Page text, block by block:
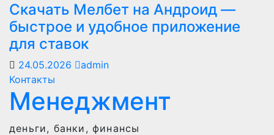
Скачать Мелбет на Андроид —
быстрое и удобное приложение
для ставок
24.05.2026
admin
Контакты
Менеджмент
деньги, банки, финансы